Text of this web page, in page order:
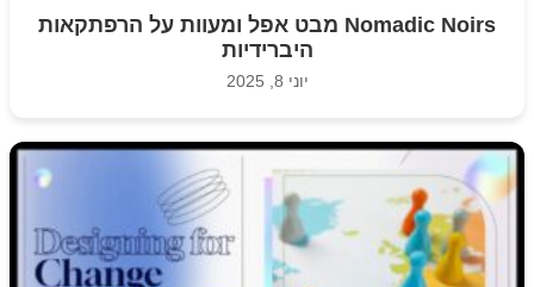
Nomadic Noirs מבט אפל ומעוות על הרפתקאות
היברידיות
יוני 8, 2025